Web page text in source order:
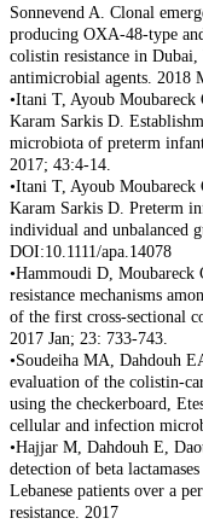
Sonnevend A. Clonal
producing OXA-48-type
colistin resistance in
antimicrobial agents. 2018
•Itani T, Ayoub
Karam Sarkis D.
microbiota of preterm
2017; 43:4-14.
•Itani T, Ayoub
Karam Sarkis D. Preterm
individual and unbalanced
DOI:10.1111/apa.14078
•Hammoudi D, Moubareck
resistance mechanisms
of the first cross-sectional
2017 Jan; 23: 733-743.
•Soudeiha MA, Dahdouh
evaluation of the colistin-
using the checkerboard,
cellular and infection
•Hajjar M, Dahdouh E,
detection of beta
Lebanese patients over a
resistance. 2017